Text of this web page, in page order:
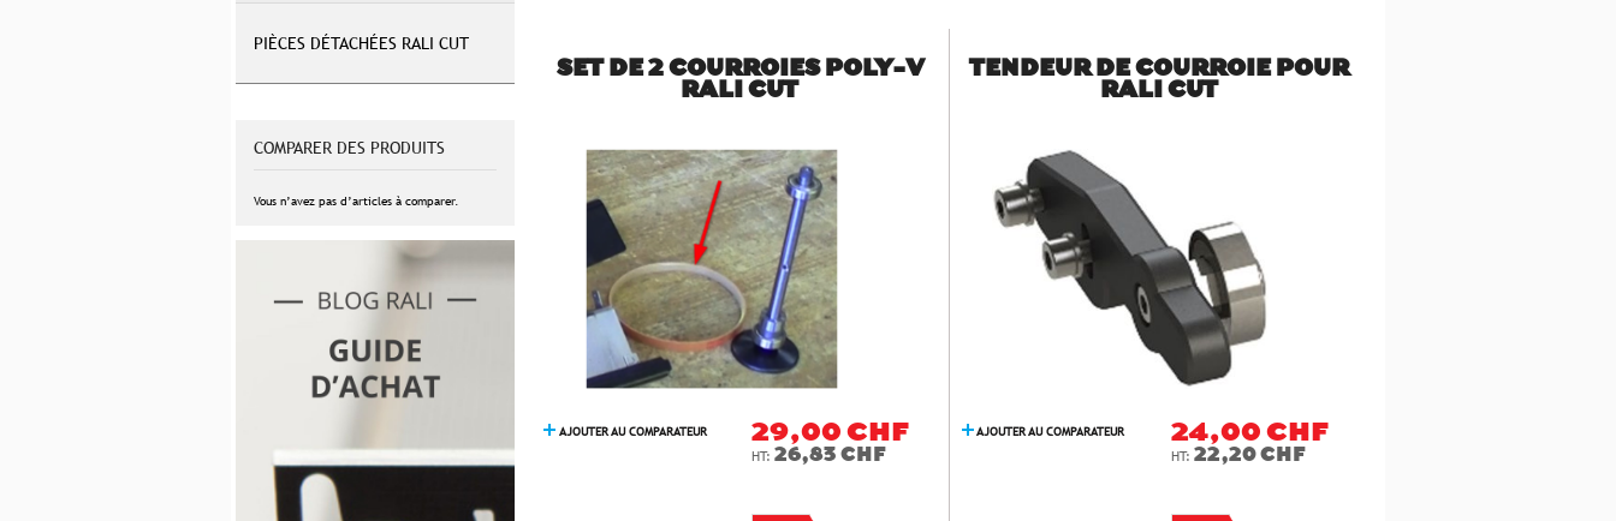
SET DE 2 COURROIES POLY-V
RALI CUT
AJOUTER AU COMPARATEUR 29,00 CHF
26,83 CHF
TENDEUR DE COURROIE POUR
RALI CUT
AJOUTER AU COMPARATEUR 24,00 CHF
22,20 CHF
PIÈCES DÉTACHÉES RALI CUT
COMPARER DES PRODUITS
Vous n’avez pas d’articles à comparer.